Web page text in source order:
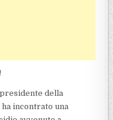
della
incontrato una